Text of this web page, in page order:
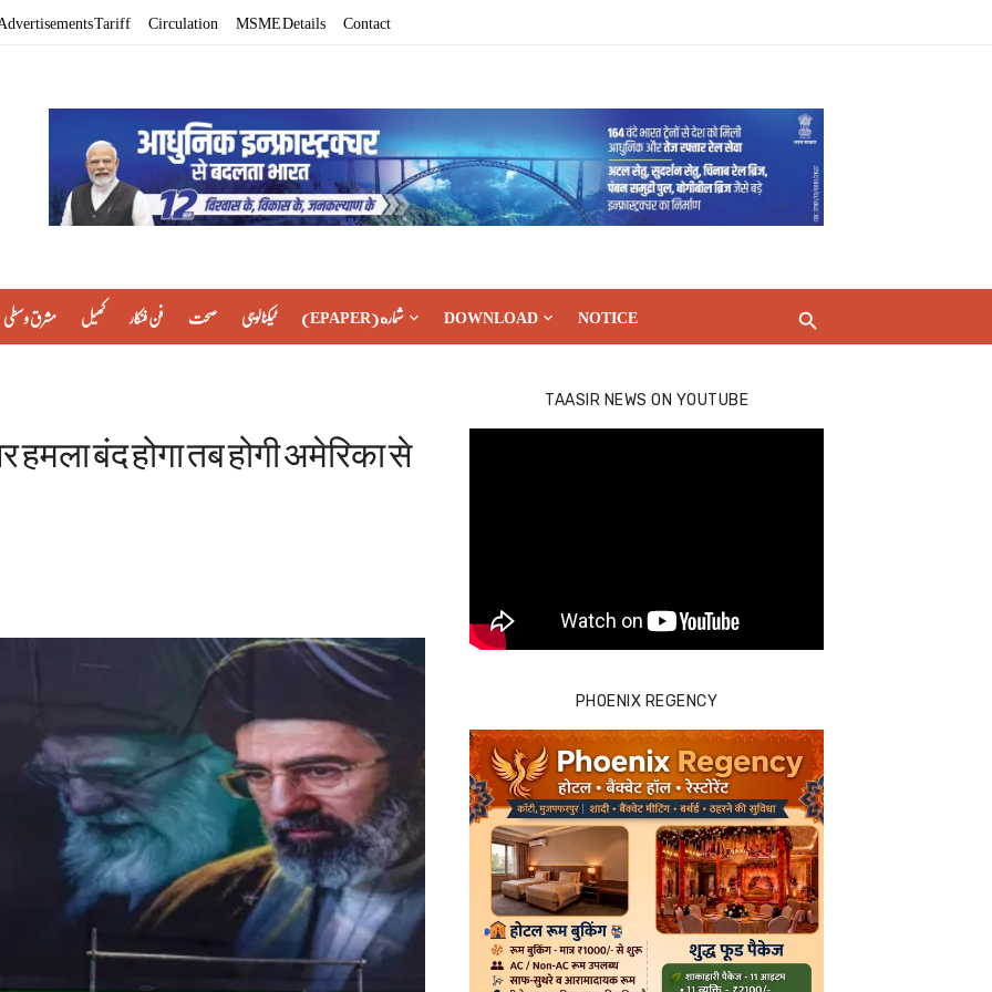
Tariff Circulation MSME Details Contact
مشرق وسطی کھیل فن فنکار صحت ٹیکنالوجی (EPAPER) شماره DOWNLOAD NOTICE
बंद होगा तब होगी अमेरिका से
TAASIR NEWS ON YOUTUBE
PHOENIX REGENCY